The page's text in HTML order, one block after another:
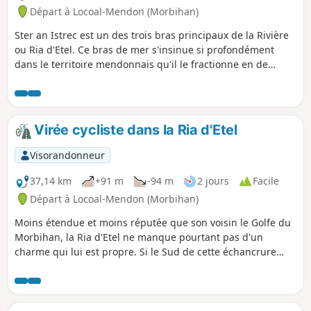
Départ à Locoal-Mendon (Morbihan)
Ster an Istrec est un des trois bras principaux de la Rivière
ou Ria d'Etel. Ce bras de mer s'insinue si profondément
dans le territoire mendonnais qu'il le fractionne en de
rend distant de plusieurs kilomètres, tant le chemin qui y
mène est loin de la ligne droite. La première étape du
circuit parcourt le Nord boisé de l'Anse de l'Istrec, pour filer
ensuite jusqu'à la Pointe du Verdon, point le plus isolé de la
commune, et en revenir.
Virée cycliste dans la Ria d'Etel
Visorandonneur
37,14 km
+91 m -94 m 2 jours
Facile
Départ à Locoal-Mendon (Morbihan)
Moins étendue et moins réputée que son voisin le Golfe du
Morbihan, la Ria d'Etel ne manque pourtant pas d'un
charme qui lui est propre. Si le Sud de cette échancrure
sites de la Barre, qui en condamne souvent l'accès, ou la
très photogénique maisonnette de Nichtarger, face à l'Île de